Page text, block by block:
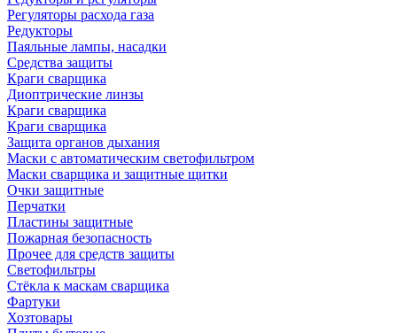
Регуляторы расхода газа
Редукторы
Паяльные лампы, насадки
Средства защиты
Краги сварщика
Диоптрические линзы
Краги сварщика
Краги сварщика
Защита органов дыхания
Маски с автоматическим светофильтром
Маски сварщика и защитные щитки
Очки защитные
Перчатки
Пластины защитные
Пожарная безопасность
Прочее для средств защиты
Светофильтры
Стёкла к маскам сварщика
Фартуки
Хозтовары